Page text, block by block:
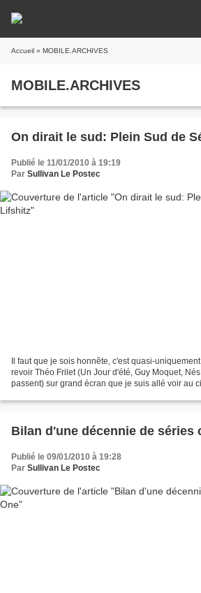
Accueil » MOBILE.ARCHIVES
MOBILE.ARCHIVES
On dirait le sud: Plein Sud de
Publié le 11/01/2010 à 19:19
Par Sullivan Le Postec
Il faut que je sois honnête, c'est quasi-
revoir Théo Frilet (Un Jour d'été, Guy Moquet,
passent) sur grand écran que je suis allé voir au
Bilan d'une décennie de séries
Publié le 09/01/2010 à 19:28
Par Sullivan Le Postec